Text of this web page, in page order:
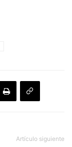
Artículo siguiente